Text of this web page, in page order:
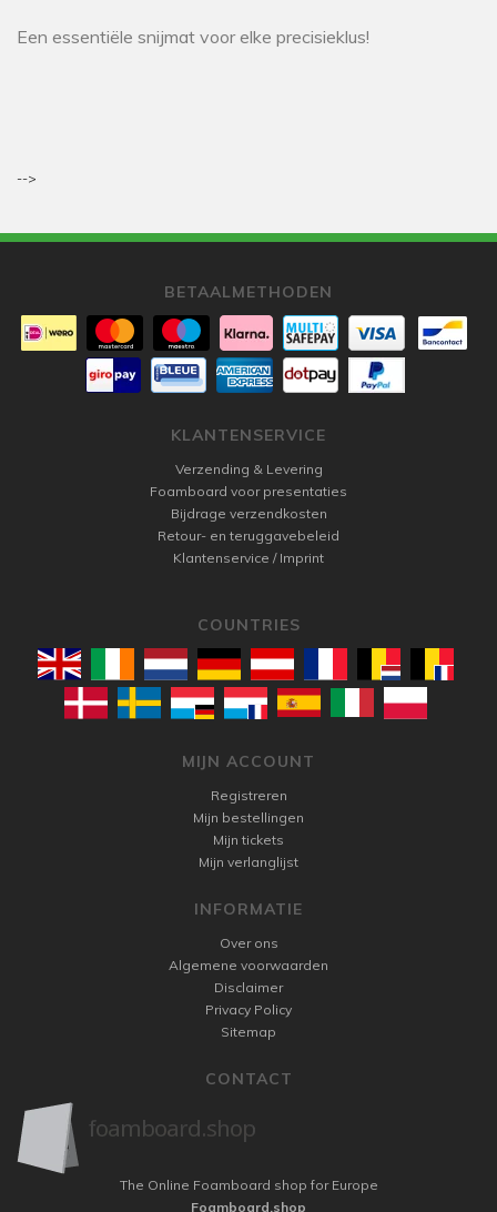
Een essentiële snijmat voor elke precisieklus!
-->
BETAALMETHODEN
KLANTENSERVICE
Verzending & Levering
Foamboard voor presentaties
Bijdrage verzendkosten
Retour- en teruggavebeleid
Klantenservice / Imprint
COUNTRIES
MIJN ACCOUNT
Registreren
Mijn bestellingen
Mijn tickets
Mijn verlanglijst
INFORMATIE
Over ons
Algemene voorwaarden
Disclaimer
Privacy Policy
Sitemap
CONTACT
The Online Foamboard shop for Europe
Foamboard.shop